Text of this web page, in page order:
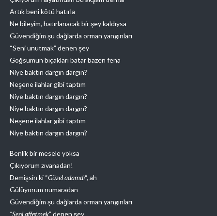
Artık beni kötü hatırla
Ne bileyim, hatırlanacak bir şey kaldıysa
Güvendiğim şu dağlarda orman yangınları
“Seni unutmak” denen şey
Göğsümün bıçakları batar bazen fena
Niye baktın dargın dargın?
Neşene ilahlar gibi taptım
Niye baktın dargın dargın?
Niye baktın dargın dargın?
Neşene ilahlar gibi taptım
Niye baktın dargın dargın?
Benlik bir mesele yoksa
Çıkıyorum zıvanadan!
Demişsin ki “Güzel adamdı“, ah
Gülüyorum numaradan
Güvendiğim şu dağlarda orman yangınları
“Seni affetmek” denen şey